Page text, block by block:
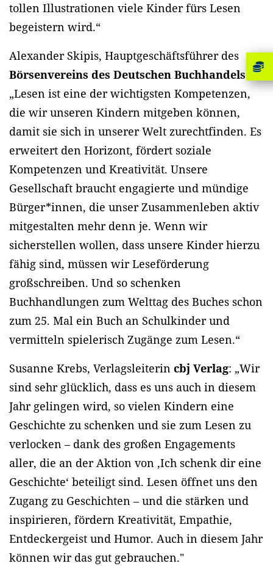
tollen Illustrationen viele Kinder fürs Lesen
begeistern wird.“
Alexander Skipis, Hauptgeschäftsführer des
Börsenvereins des Deutschen Buchhandels
„Lesen ist eine der wichtigsten Kompetenzen,
die wir unseren Kindern mitgeben können,
damit sie sich in unserer Welt zurechtfinden. Es
erweitert den Horizont, fördert soziale
Kompetenzen und Kreativität. Unsere
Gesellschaft braucht engagierte und mündige
Bürger*innen, die unser Zusammenleben aktiv
mitgestalten mehr denn je. Wenn wir
sicherstellen wollen, dass unsere Kinder hierzu
fähig sind, müssen wir Leseförderung
großschreiben. Und so schenken
Buchhandlungen zum Welttag des Buches schon
zum 25. Mal ein Buch an Schulkinder und
vermitteln spielerisch Zugänge zum Lesen.“
Susanne Krebs, Verlagsleiterin cbj Verlag: „Wir
sind sehr glücklich, dass es uns auch in diesem
Jahr gelingen wird, so vielen Kindern eine
Geschichte zu schenken und sie zum Lesen zu
verlocken – dank des großen Engagements
aller, die an der Aktion von ‚Ich schenk dir eine
Geschichte‘ beteiligt sind. Lesen öffnet uns den
Zugang zu Geschichten – und die stärken und
inspirieren, fördern Kreativität, Empathie,
Entdeckergeist und Humor. Auch in diesem Jahr
können wir das gut gebrauchen."